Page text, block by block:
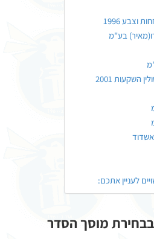
וצבע 1996
בע"מ
השקעות 2001
לעניין אתכם:
בבחירת מוסך הסדר